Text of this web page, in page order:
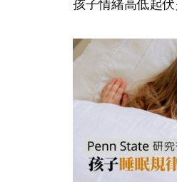
孩子情緒高低起